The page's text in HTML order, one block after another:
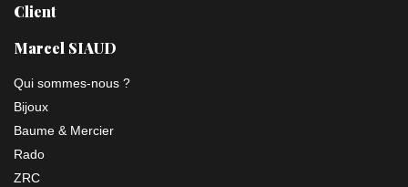
Client
Marcel SIAUD
Qui sommes-nous ?
Bijoux
Baume & Mercier
Rado
ZRC